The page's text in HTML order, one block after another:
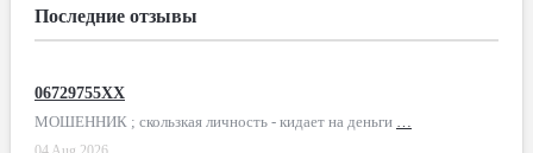
Последние отзывы
06729755XX
МОШЕННИК ; скользкая личность - кидает на деньги …